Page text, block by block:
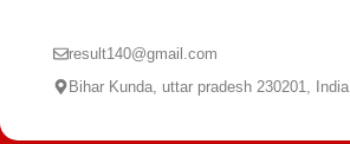
result140@gmail.com
Bihar Kunda, uttar pradesh 230201, India